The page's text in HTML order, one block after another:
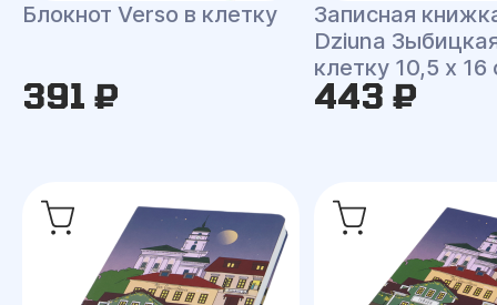
Блокнот Verso в клетку
391 ₽
Записная
Dziuna
клетку 10,5 x 16
443 ₽